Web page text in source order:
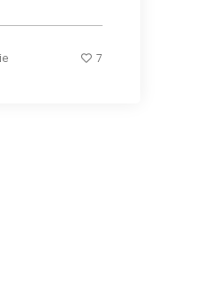
7